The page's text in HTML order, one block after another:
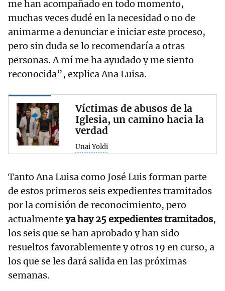
me han acompañado en todo momento,
muchas veces dudé en la necesidad o no de
animarme a denunciar e iniciar este proceso,
pero sin duda se lo recomendaría a otras
personas. A mí me ha ayudado y me siento
reconocida”, explica Ana Luisa.
Víctimas de abusos de la
Iglesia, un camino hacia la
verdad
Unai Yoldi
Tanto Ana Luisa como José Luis forman parte
de estos primeros seis expedientes tramitados
por la comisión de reconocimiento, pero
actualmente ya hay 25 expedientes tramitados,
los seis que se han aprobado y han sido
resueltos favorablemente y otros 19 en curso, a
los que se les dará salida en las próximas
semanas.